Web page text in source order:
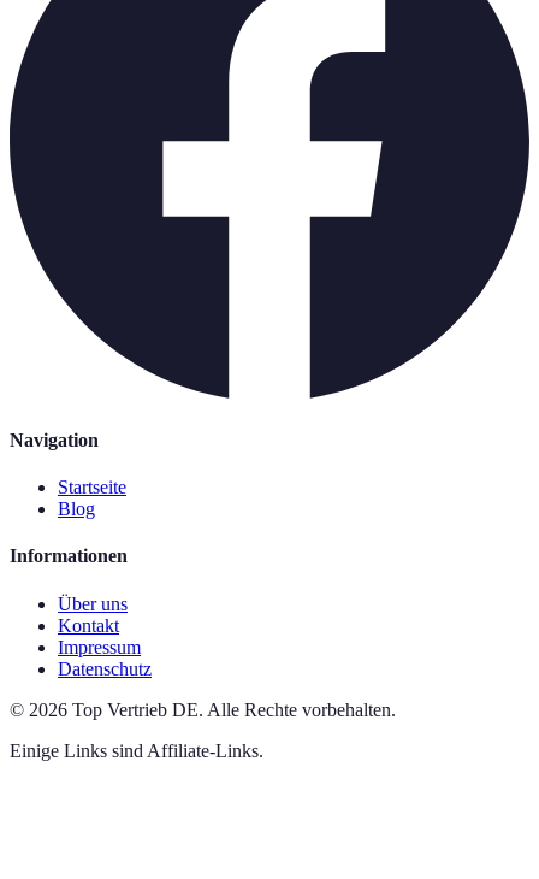
Navigation
Startseite
Blog
Informationen
Über uns
Kontakt
Impressum
Datenschutz
© 2026 Top Vertrieb DE. Alle Rechte vorbehalten.
Einige Links sind Affiliate-Links.